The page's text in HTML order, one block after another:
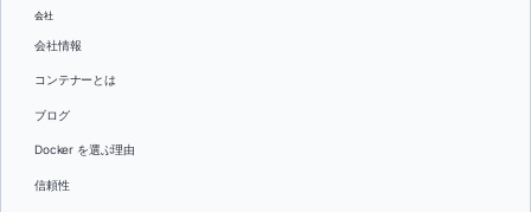
会社
会社情報
コンテナーとは
ブログ
Docker を選ぶ理由
信頼性